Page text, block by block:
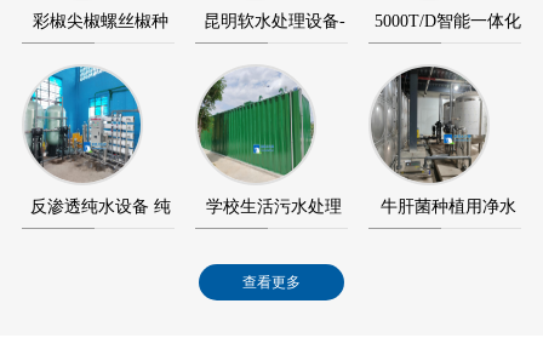
彩椒尖椒螺丝椒种
植用超滤设备+反…
昆明软水处理设备-
软化水设备-软水…
5000T/D智能一体化
净水设备（净水…
反渗透纯水设备 纯 学校生活污水处理
体…
牛肝菌种植用净水
查看更多